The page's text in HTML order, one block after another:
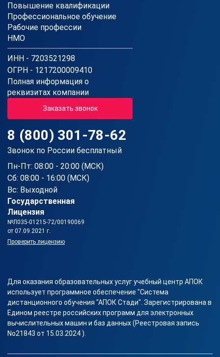
Повышение квалификации
Профессиональное обучение
Рабочие профессии
НМО
ИНН - 7203521298
ОГРН - 1217200009410
Полная информация о
реквизитах компании
Заказать звонок
8 (800) 301-78-62
Звонок по России бесплатный
Пн-Пт: 08:00 - 20:00 (МСК)
Сб: 08:00 - 16:00 (МСК)
Вс: Выходной
Государственная
Лицензия
№Л035-01215-72/00190069
от 07.09.2021 г.
Проверить лицензию
Для оказания образовательных услуг учебный центр АПОК
использует программное обеспечение "Система
дистанционного обучения "АПОК Стади". Зарегистрирована в
Едином реестре российских программ для электронных
вычислительных машин и баз данных (Реестровая запись
No21843 от 15.03.2024 ).